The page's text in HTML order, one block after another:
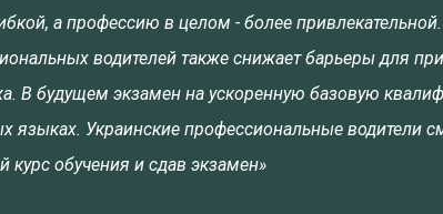
а профессию в целом - более
водителей также снижает барьеры для
В будущем экзамен на ускоренную базовую
языках. Украинские профессиональные водители
курс обучения и сдав экзамен»